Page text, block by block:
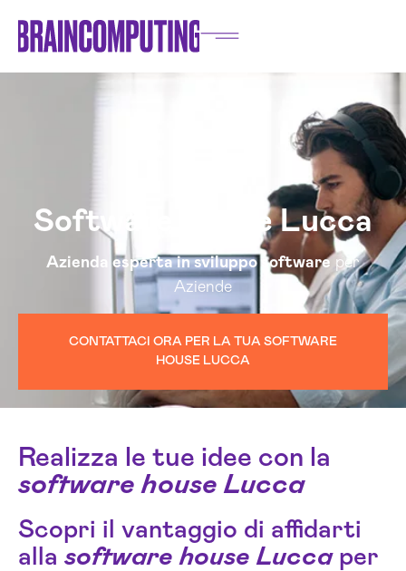
Software House Lucca
Azienda esperta in sviluppo software per
Aziende
CONTATTACI ORA PER LA TUA SOFTWARE
HOUSE LUCCA
Realizza le tue idee con la
software house Lucca
Scopri il vantaggio di affidarti
alla software house Luccaper